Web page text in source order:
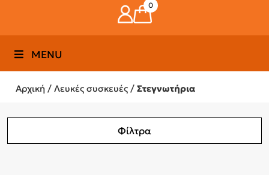
0
MENU
Αρχική / Λευκές συσκευές / Στεγνωτήρια
Φίλτρα